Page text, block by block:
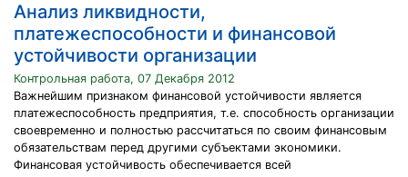
Анализ ликвидности,
платежеспособности и финансовой
устойчивости организации
Контрольная работа, 07 Декабря 2012
Важнейшим признаком финансовой устойчивости является
платежеспособность предприятия, т.е. способность организации
своевременно и полностью рассчитаться по своим финансовым
обязательствам перед другими субъектами экономики.
Финансовая устойчивость обеспечивается всей